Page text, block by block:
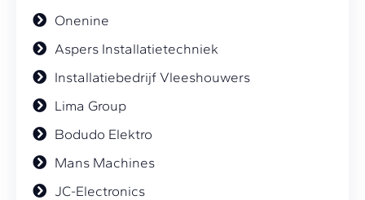
Onenine
Aspers Installatietechniek
Installatiebedrijf Vleeshouwers
Lima Group
Bodudo Elektro
Mans Machines
JC-Electronics